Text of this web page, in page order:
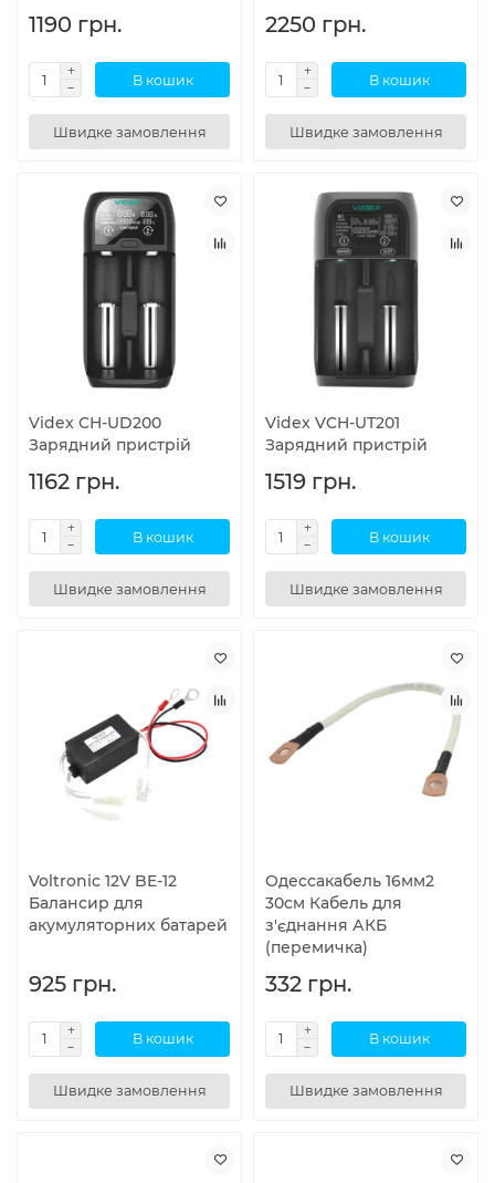
1190 грн.
В кошик
Швидке замовлення
2250 грн.
В кошик
Швидке замовлення
Videx CH-UD200
Зарядний пристрій
1162 грн.
В кошик
Швидке замовлення
Videx VCH-UT201
Зарядний пристрій
1519 грн.
В кошик
Швидке замовлення
Voltronic 12V BE-12
Балансир для
акумуляторних батарей
925 грн.
В кошик
Швидке замовлення
Одессакабель 16мм2
30см Кабель для
з'єднання АКБ
(перемичка)
332 грн.
В кошик
Швидке замовлення